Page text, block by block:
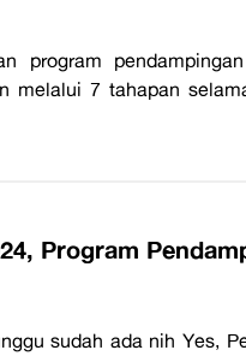
program
melalui 7 tahapan
Program
sudah ada nih Yes,